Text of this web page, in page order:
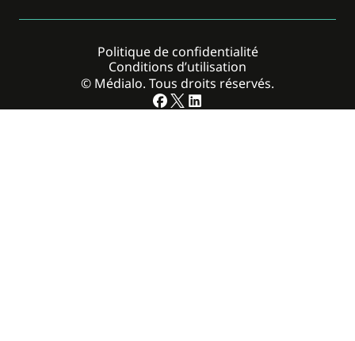
© Médialo. Tous droits réservés.
Politique de confidentialité
Conditions d’utilisation